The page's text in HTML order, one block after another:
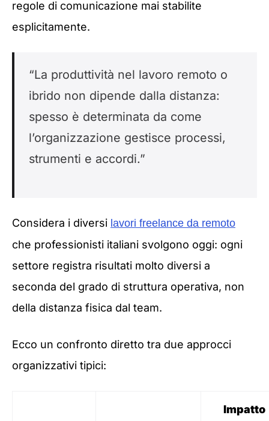
regole di comunicazione mai stabilite
esplicitamente.
“La produttività nel lavoro remoto o
ibrido non dipende dalla distanza:
spesso è determinata da come
l’organizzazione gestisce processi,
strumenti e accordi.”
Considera i diversi lavori freelance da remoto
che professionisti italiani svolgono oggi: ogni
settore registra risultati molto diversi a
seconda del grado di struttura operativa, non
della distanza fisica dal team.
Ecco un confronto diretto tra due approcci
organizzativi tipici:
Impatto